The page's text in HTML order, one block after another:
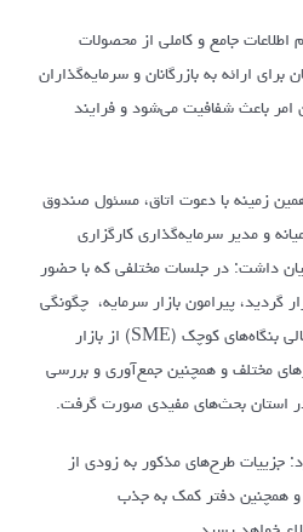
جامع و کاملی از محصولات
ارائه به بازرگانان و سرمایه‌گذاران
امر باعث شفافیت می‌شود و فرایند
زمینه با دعوت اتاق، مسئول صندوق
و مدیر سرمایه‌گذاری کارگزاری
داشت: در جلسات مختلفی که با حضور
گردید، پیرامون بازار سرمایه، چگونگی
سرمایه‌گذاری، روش‌های تامین مالی بنگاه‌های کوچک (SME) از بازار
مختلف و همچنین جمع‌آوری و بررسی
استان بحث‌های مفیدی صورت گرفت.
جزییات طرح‌های مذکور به زودی از
و همچنین دفتر کمک به جذب